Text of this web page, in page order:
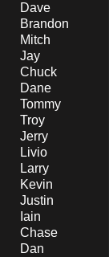
Dave
Brandon
Mitch
Jay
Chuck
Dane
Tommy
Troy
Jerry
Livio
Larry
Kevin
Justin
Iain
Chase
Dan